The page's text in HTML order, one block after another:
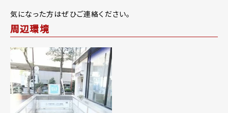
気になった方はぜひご連絡ください。
周辺環境